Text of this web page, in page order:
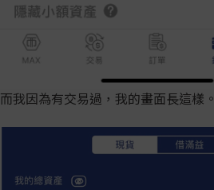
而我因為有交易過，我的畫面長這樣。